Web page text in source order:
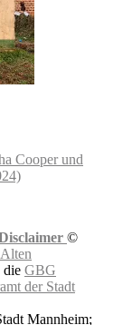
Cooper und
©
die GBG
der Stadt
Mannheim;